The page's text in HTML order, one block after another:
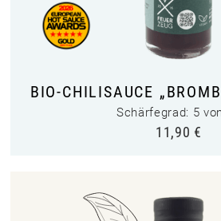
BIO-CHILISAUCE
Schärfegrad: 5
11,90 €